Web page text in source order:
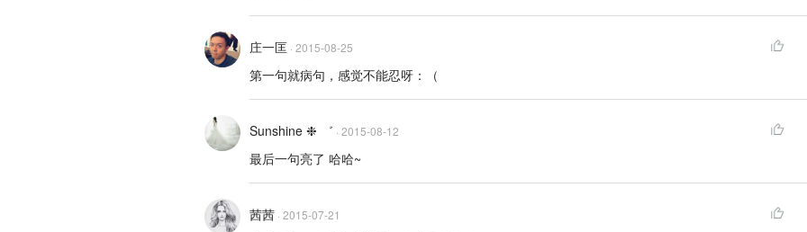
庄一匡 · 2015-08-25
第一句就病句，感觉不能忍呀：（
Sunshine ❉ ゛ · 2015-08-12
最后一句亮了 哈哈~
茜茜 · 2015-07-21